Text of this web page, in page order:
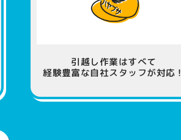
引越し作業はすべて
経験豊富な自社スタッフが対応！